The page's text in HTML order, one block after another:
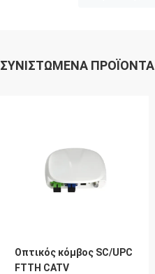
ΣΥΝΙΣΤΏΜΕΝΑ ΠΡΟΪΌΝΤΑ
Οπτικός κόμβος SC/UPC
FTTH CATV